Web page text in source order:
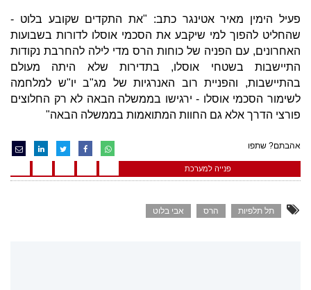
פעיל הימין מאיר אטינגר כתב: "את התקדים שקובע בלוט -
שהחליט להפוך למי שיקבע את הסכמי אוסלו לדורות בשבועות
האחרונים, עם הפניה של כוחות הרס מדי לילה להחרבת נקודות
התיישבות בשטחי אוסלו, בתדירות שלא היתה מעולם
בהתיישבות, והפניית רוב האנרגיות של מג"ב יו"ש למלחמה
לשימור הסכמי אוסלו - ירגישו בממשלה הבאה לא רק החלוצים
פורצי הדרך אלא גם החוות המתואמות בממשלה הבאה"
אהבתם? שתפו
פנייה למערכת
תל תלפיות הרס אבי בלוט